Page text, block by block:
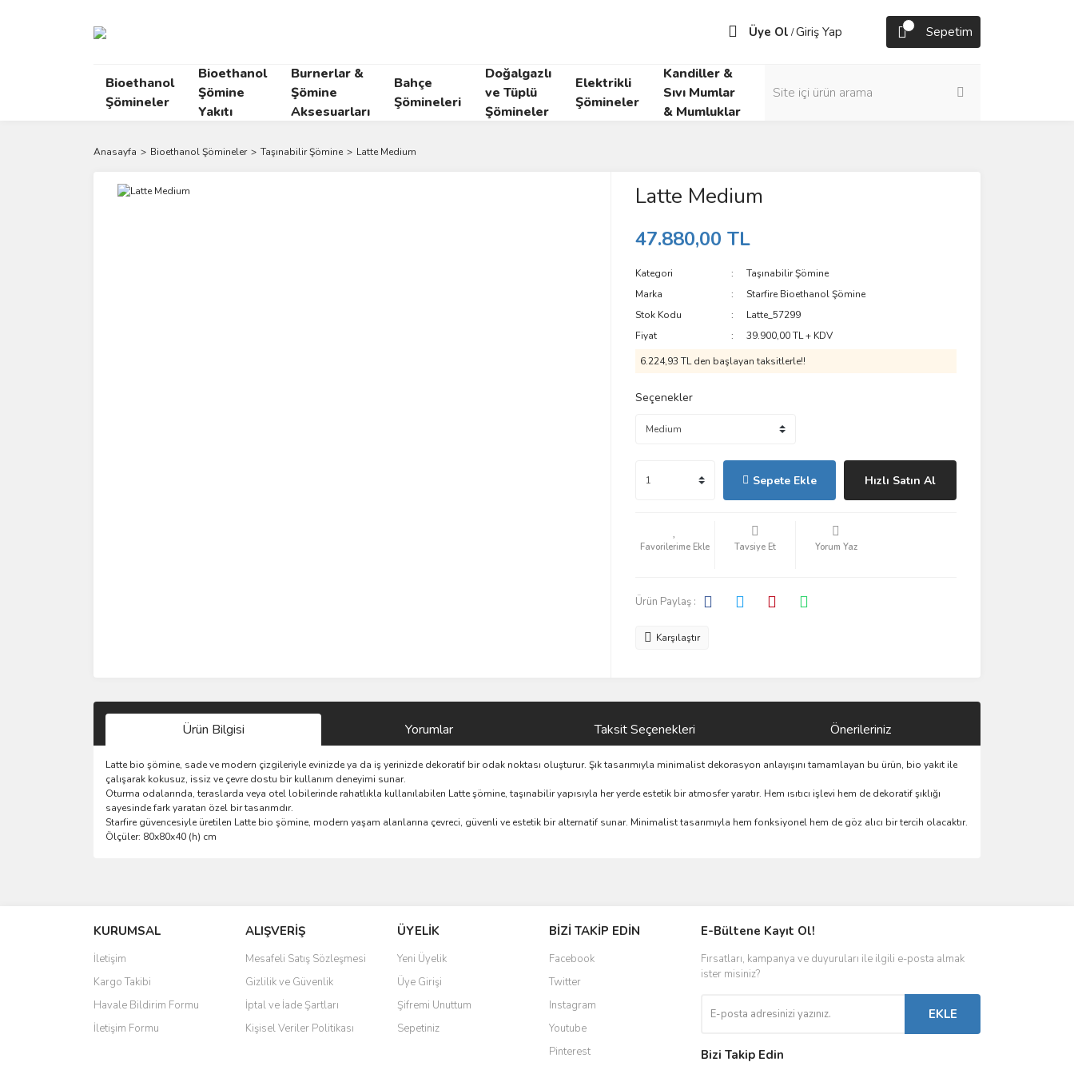
Üye Ol /Giriş Yap Sepetim
Bioethanol
Şömineler
Bioethanol
Şömine
Yakıtı
Burnerlar &
Şömine
Aksesuarları
Bahçe
Şömineleri
Doğalgazlı
ve Tüplü
Şömineler
Elektrikli
Şömineler
Kandiller &
Sıvı Mumlar
& Mumluklar
Anasayfa Bioethanol Şömineler Taşınabilir Şömine Latte Medium
Latte Medium
47.880,00 TL
Kategori
Taşınabilir Şömine
Marka
Starfire Bioethanol Şömine
Stok Kodu
Latte_57299
Fiyat
39.900,00 TL + KDV
6.224,93 TL den başlayan taksitlerle!!
Seçenekler
Sepete Ekle Hızlı Satın Al
Tavsiye Et Yorum Yaz
Ürün Paylaş :
Karşılaştır
Ürün Bilgisi Yorumlar Taksit Seçenekleri Önerileriniz
Latte bio şömine, sade ve modern çizgileriyle evinizde ya da iş yerinizde dekoratif bir odak noktası oluşturur. Şık tasarımıyla minimalist dekorasyon anlayışını tamamlayan bu ürün, bio yakıt ile
çalışarak kokusuz, issiz ve çevre dostu bir kullanım deneyimi sunar.
Oturma odalarında, teraslarda veya otel lobilerinde rahatlıkla kullanılabilen Latte şömine, taşınabilir yapısıyla her yerde estetik bir atmosfer yaratır. Hem ısıtıcı işlevi hem de dekoratif şıklığı
sayesinde fark yaratan özel bir tasarımdır.
Starfire güvencesiyle üretilen Latte bio şömine, modern yaşam alanlarına çevreci, güvenli ve estetik bir alternatif sunar. Minimalist tasarımıyla hem fonksiyonel hem de göz alıcı bir tercih olacaktır.
Ölçüler: 80x80x40 (h) cm
Ürün resmi kalitesiz, bozuk veya görüntülenemiyor.
Ürün açıklamasında eksik bilgiler bulunuyor.
Ürün bilgilerinde hatalar bulunuyor.
Ürün fiyatı diğer sitelerden daha pahalı.
Bu ürüne benzer farklı alternatifler olmalı.
KURUMSAL
İletişim
Kargo Takibi
Havale Bildirim Formu
İletişim Formu
ALIŞVERİŞ
Mesafeli Satış Sözleşmesi
Gizlilik ve Güvenlik
İptal ve İade Şartları
Kişisel Veriler Politikası
ÜYELİK
Yeni Üyelik
Üye Girişi
Şifremi Unuttum
Sepetiniz
BİZİ TAKİP EDİN
Facebook
Twitter
Instagram
Youtube
Pinterest
E-Bültene Kayıt Ol!
Fırsatları, kampanya ve duyuruları ile ilgili e-posta almak
ister misiniz?
EKLE
Bizi Takip Edin